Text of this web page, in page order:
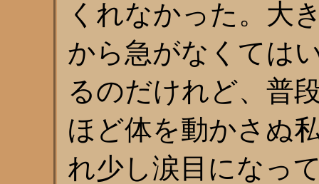
くれなかった。大
から急がなくては
るのだけれど、普
ほど体を動かさぬ
れ少し涙目になっ